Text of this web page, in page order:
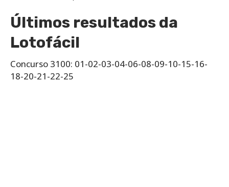
Últimos resultados da
Lotofácil
Concurso 3100: 01-02-03-04-06-08-09-10-15-16-
18-20-21-22-25